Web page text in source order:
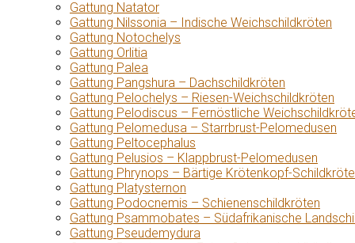
Gattung Natator
Gattung Nilssonia – Indische Weichschildkröten
Gattung Notochelys
Gattung Orlitia
Gattung Palea
Gattung Pangshura – Dachschildkröten
Gattung Pelochelys – Riesen-Weichschildkröten
Gattung Pelodiscus – Fernöstliche
Gattung Pelomedusa – Starrbrust-Pelomedusen
Gattung Peltocephalus
Gattung Pelusios – Klappbrust-Pelomedusen
Gattung Phrynops – Bärtige Krötenkopf-
Gattung Platysternon
Gattung Podocnemis – Schienenschildkröten
Gattung Psammobates – Südafrikanische
Gattung Pseudemydura